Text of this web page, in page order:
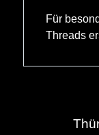
Für
Threads